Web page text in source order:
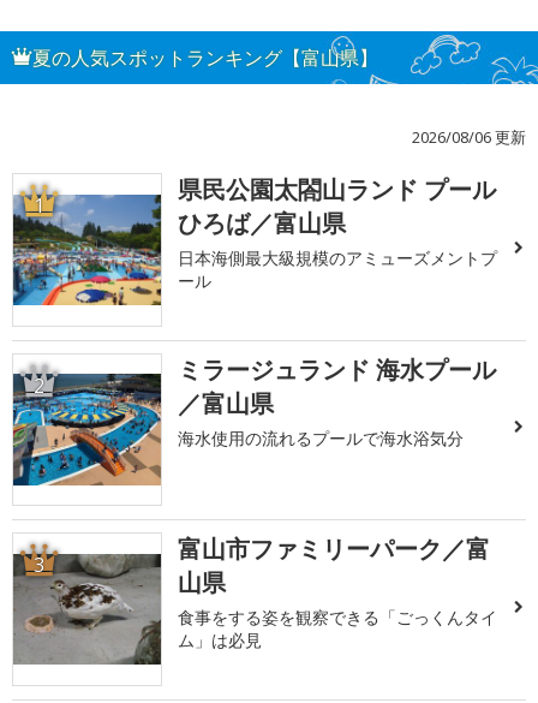
夏の人気スポットランキング【富山県】
2026/08/06 更新
1
県民公園太閤山ランド プール
ひろば／富山県
日本海側最大級規模のアミューズメントプ
ール
2
ミラージュランド 海水プール
／富山県
海水使用の流れるプールで海水浴気分
3
富山市ファミリーパーク／富
山県
食事をする姿を観察できる「ごっくんタイ
ム」は必見